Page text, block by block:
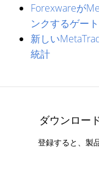
Forexwareが
ンクするゲー
新しい
統計
ダウンロー
登録すると、製